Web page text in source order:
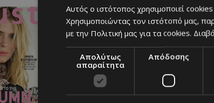
Αυτός ο ιστότοπος χρησιμοποιεί
Χρησιμοποιώντας τον ιστότοπό μας,
με την Πολιτική μας για τα cookies.
Απολύτως
απαραίτητα
Απόδοσης